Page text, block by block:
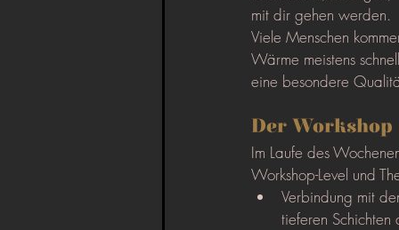
mit dir gehen werden.
Viele Menschen
Wärme meistens
eine besondere
Der Workshop
Im Laufe des
Workshop-Level und
Verbindung mit
tieferen Schichten